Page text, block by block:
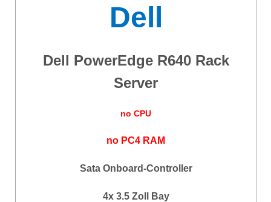
Dell
Dell PowerEdge R640 Rack
Server
no CPU
no PC4 RAM
Sata Onboard-Controller
4x 3.5 Zoll Bay